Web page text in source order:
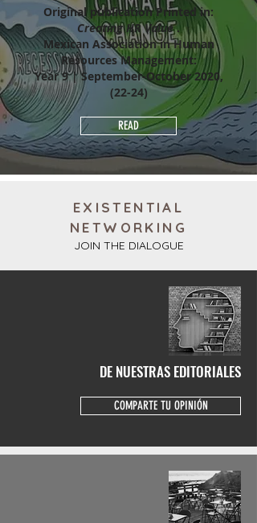
Original publication Printed in:
Creating HR Value.
Mexican Association in Human
Resources Management:
Year 9 | September-October 2020,
(22-24)
READ
EXISTENTIAL
NETWORKING
JOIN THE DIALOGUE
DE NUESTRAS EDITORIALES
COMPARTE TU OPINIÓN